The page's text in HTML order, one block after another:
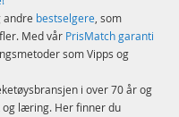
andre bestselgere, som
Med vår PrisMatch garanti
som Vipps og
i over 70 år og
læring. Her finner du